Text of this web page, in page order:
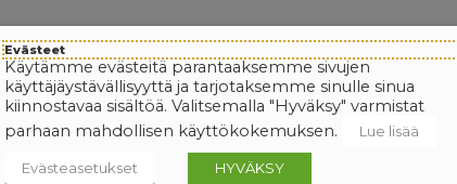
Evästeet
Käytämme evästeitä parantaaksemme sivujen
käyttäjäystävällisyyttä ja tarjotaksemme sinulle sinua
kiinnostavaa sisältöä. Valitsemalla "Hyväksy" varmistat
parhaan mahdollisen käyttökokemuksen.
Lue lisää
Evästeasetukset HYVÄKSY